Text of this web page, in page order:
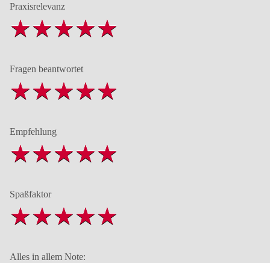
Praxisrelevanz
Fragen beantwortet
Empfehlung
Spaßfaktor
Alles in allem Note: